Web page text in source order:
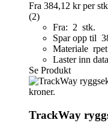
Fra 384,12 krper
(2)
Fra: 2 stk.
Spar opp til
Materiale rpet
Laster inn data
Se Produkt
TrackWay